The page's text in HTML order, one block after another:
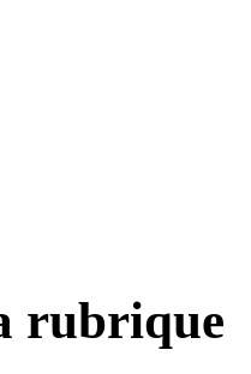
rubrique